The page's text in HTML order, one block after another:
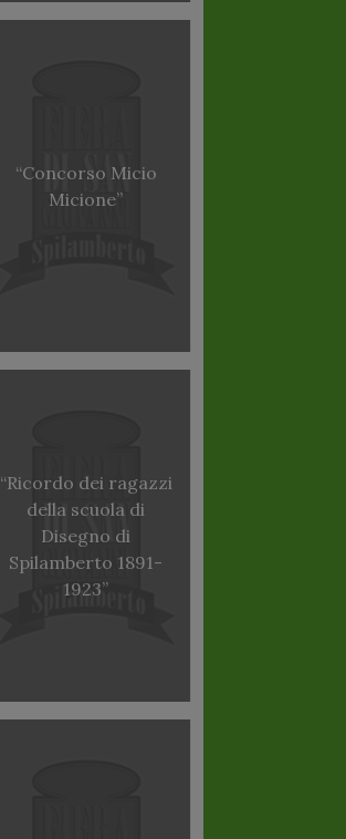
“Concorso Micio
Micione”
“Ricordo dei ragazzi
della scuola di
Disegno di
Spilamberto 1891-
1923”